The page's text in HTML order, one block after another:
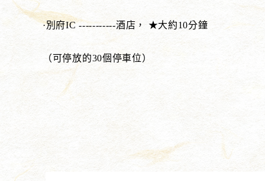
·別府IC -----------酒店， ★大約10分鐘
（可停放的30個停車位）